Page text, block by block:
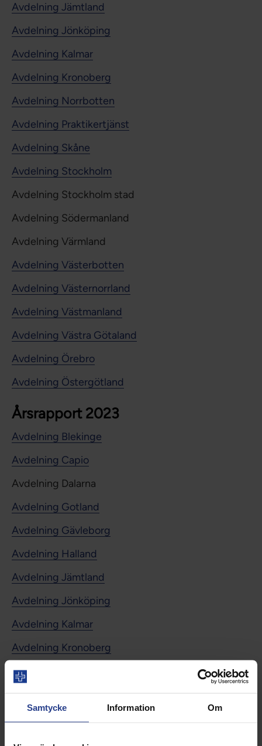
Samtycke Information Om
Avdelning Jämtland
Avdelning Jönköping
Avdelning Kalmar
Avdelning Kronoberg
Avdelning Norrbotten
Avdelning Praktikertjänst
Avdelning Skåne
Avdelning Stockholm
Avdelning Stockholm stad
Avdelning Södermanland
Avdelning Värmland
Avdelning Västerbotten
Avdelning Västernorrland
Avdelning Västmanland
Avdelning Västra Götaland
Avdelning Örebro
Avdelning Östergötland
Årsrapport 2023
Avdelning Blekinge
Avdelning Capio
Avdelning Dalarna
Avdelning Gotland
Avdelning Gävleborg
Avdelning Halland
Avdelning Jämtland
Avdelning Jönköping
Avdelning Kalmar
Avdelning Kronoberg
Avdelning Norrbotten
Avdelning Stockholm